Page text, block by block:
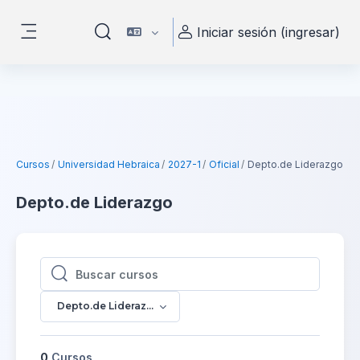
Activar o desactivar entrada de búsqueda
Iniciar sesión (ingresar)
Cursos Universidad Hebraica 2027-1 Oficial Depto.de Liderazgo
Depto.de Liderazgo
Buscar cursos
Buscar cursos
Depto.de Liderazgo
0 Cursos